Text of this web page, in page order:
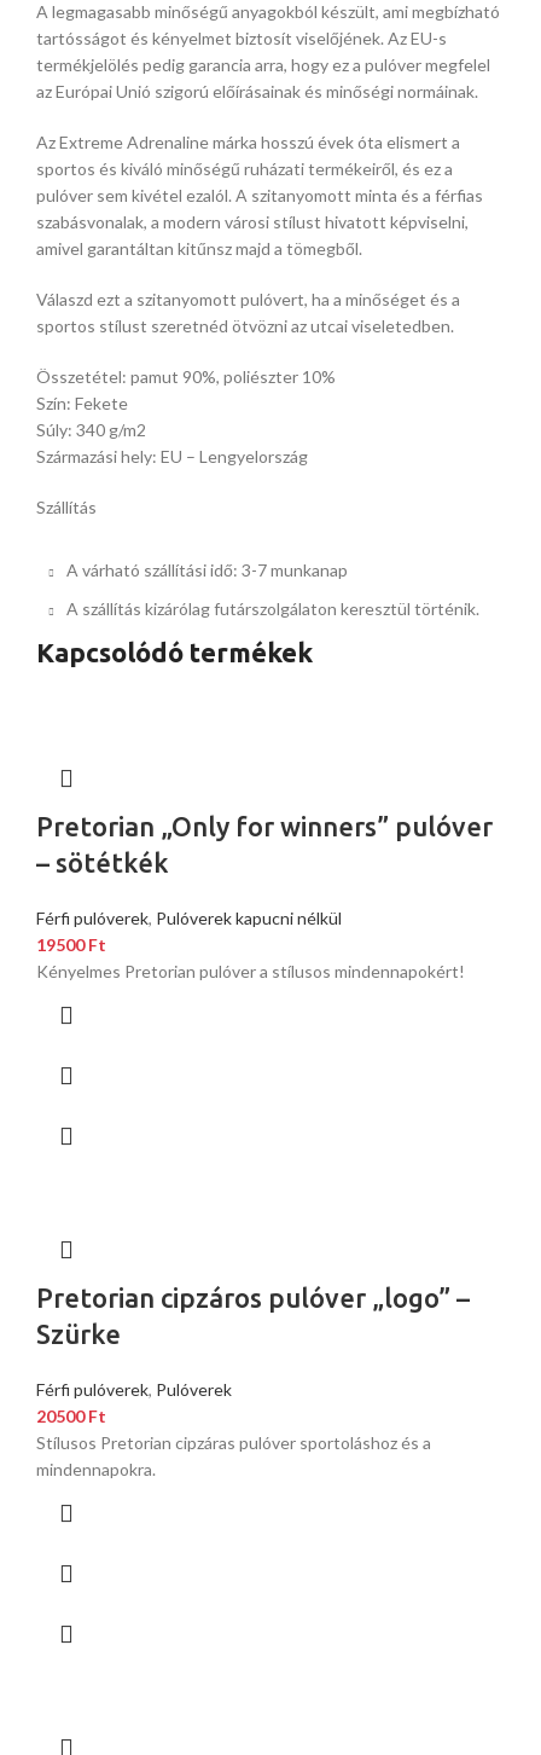
A legmagasabb minőségű anyagokból készült, ami megbízható
tartósságot és kényelmet biztosít viselőjének. Az EU-s
termékjelölés pedig garancia arra, hogy ez a pulóver megfelel
az Európai Unió szigorú előírásainak és minőségi normáinak.
Az Extreme Adrenaline márka hosszú évek óta elismert a
sportos és kiváló minőségű ruházati termékeiről, és ez a
pulóver sem kivétel ezalól. A szitanyomott minta és a férfias
szabásvonalak, a modern városi stílust hivatott képviselni,
amivel garantáltan kitűnsz majd a tömegből.
Válaszd ezt a szitanyomott pulóvert, ha a minőséget és a
sportos stílust szeretnéd ötvözni az utcai viseletedben.
Összetétel: pamut 90%, poliészter 10%
Szín: Fekete
Súly: 340 g/m2
Származási hely: EU – Lengyelország
Szállítás
A várható szállítási idő: 3-7 munkanap
A szállítás kizárólag futárszolgálaton keresztül történik.
Kapcsolódó termékek
Pretorian „Only for winners” pulóver
– sötétkék
Férfi pulóverek, Pulóverek kapucni nélkül
19500Ft
Kényelmes Pretorian pulóver a stílusos mindennapokért!
Pretorian cipzáros pulóver „logo” –
Szürke
Férfi pulóverek, Pulóverek
20500Ft
Stílusos Pretorian cipzáras pulóver sportoláshoz és a
mindennapokra.